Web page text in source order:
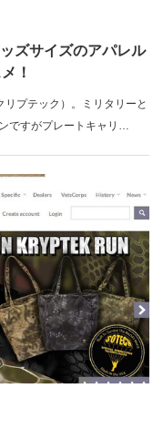
ズサイズのアパレル
！
プテック）。ミリタリーと
ですがプレートキャリ…